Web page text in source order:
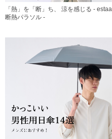
「熱」を「断」ち、 涼を感じる - estaa
断熱パラソル -